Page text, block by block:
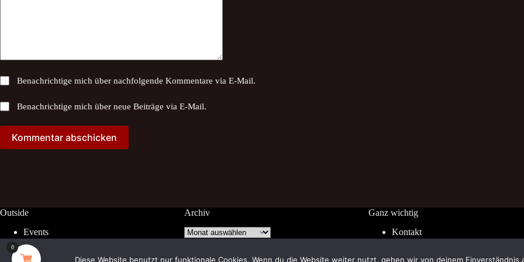
Benachrichtige mich über nachfolgende Kommentare via E-Mail.
Benachrichtige mich über neue Beiträge via E-Mail.
Kommentar abschicken
Outside
Events
Facebook
Archiv
Archiv
Ganz wichtig
Kontakt
0
Diese Website benutzt nur funktionale Cookies. Wenn du die Website weiter nutzt, gehen wir von deinem Einverständnis